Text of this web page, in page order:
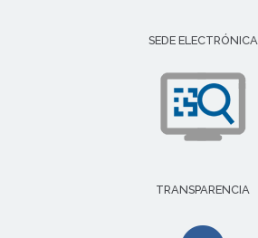
SEDE ELECTRÓNICA
TRANSPARENCIA